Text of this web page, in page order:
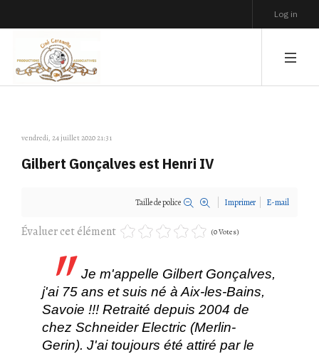
Log in
vendredi, 24 juillet 2020 21:31
Gilbert Gonçalves est Henri IV
Taille de police Imprimer E-mail
Évaluer cet élément (0 Votes)
Je m'appelle Gilbert Gonçalves,
j'ai 75 ans et suis né à Aix-les-Bains,
Savoie !!! Retraité depuis 2004 de
chez Schneider Electric (Merlin-
Gerin). J'ai toujours été attiré par le